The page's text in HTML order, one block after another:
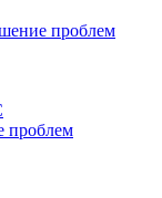
проблем
проблем